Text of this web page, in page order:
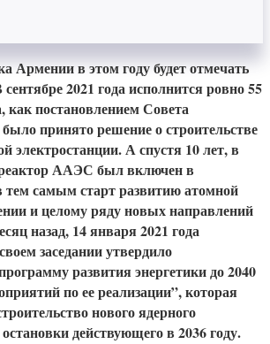
Армении в этом году будет отмечать
2021 года исполнится ровно 55
как постановлением Совета
принято решение о строительстве
электростанции. А спустя 10 лет, в
реактор ААЭС был включен в
тем самым старт развитию атомной
и целому ряду новых направлений
назад, 14 января 2021 года
заседании утвердило
развития энергетики до 2040
по ее реализации”, которая
нового ядерного
действующего в 2036 году.